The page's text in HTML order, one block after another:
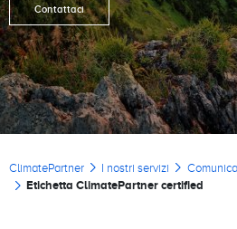
Contattaci
Briciole di pane
ClimatePartner I nostri servizi
Etichetta ClimatePartner certified